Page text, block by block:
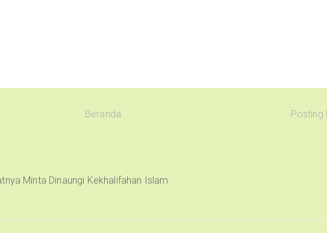
Beranda Posting
Minta Dinaungi Kekhalifahan Islam